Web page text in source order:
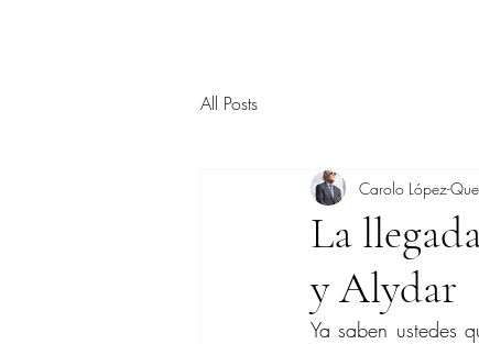
All Posts
La
y Alydar
Carolo López-
Ya saben ustedes